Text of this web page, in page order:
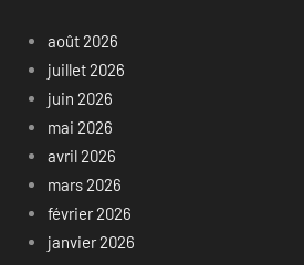
août 2026
juillet 2026
juin 2026
mai 2026
avril 2026
mars 2026
février 2026
janvier 2026